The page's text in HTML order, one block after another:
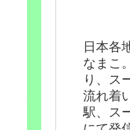
日本各
なまこ
り、ス
流れ着
駅、ス